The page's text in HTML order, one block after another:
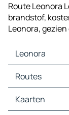
Route Leonora
brandstof,
Leonora,
Leonora
Leonora Kaarten
Leonora Verkeer
Leonora Hotels
Leonora
Routes
Kaarten